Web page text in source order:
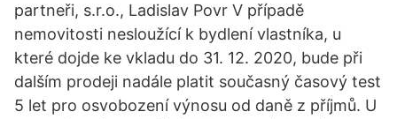
partneři, s.r.o., Ladislav Povr V případě
nemovitosti nesloužící k bydlení vlastníka, u
které dojde ke vkladu do 31. 12. 2020, bude při
dalším prodeji nadále platit současný časový test
5 let pro osvobození výnosu od daně z příjmů. U